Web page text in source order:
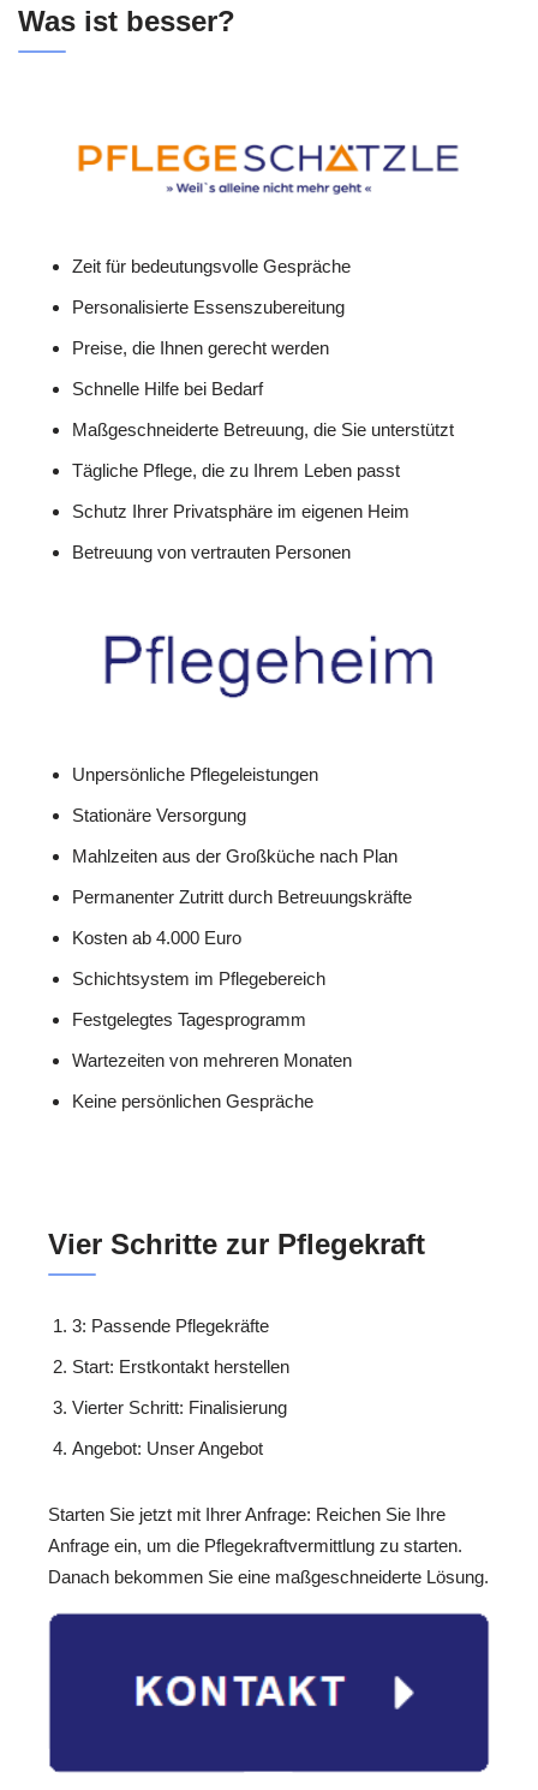
Was ist besser?
Zeit für bedeutungsvolle Gespräche
Personalisierte Essenszubereitung
Preise, die Ihnen gerecht werden
Schnelle Hilfe bei Bedarf
Maßgeschneiderte Betreuung, die Sie unterstützt
Tägliche Pflege, die zu Ihrem Leben passt
Schutz Ihrer Privatsphäre im eigenen Heim
Betreuung von vertrauten Personen
Unpersönliche Pflegeleistungen
Stationäre Versorgung
Mahlzeiten aus der Großküche nach Plan
Permanenter Zutritt durch Betreuungskräfte
Kosten ab 4.000 Euro
Schichtsystem im Pflegebereich
Festgelegtes Tagesprogramm
Wartezeiten von mehreren Monaten
Keine persönlichen Gespräche
Vier Schritte zur Pflegekraft
3: Passende Pflegekräfte
Start: Erstkontakt herstellen
Vierter Schritt: Finalisierung
Angebot: Unser Angebot
Starten Sie jetzt mit Ihrer Anfrage: Reichen Sie Ihre
Anfrage ein, um die Pflegekraftvermittlung zu starten.
Danach bekommen Sie eine maßgeschneiderte Lösung.